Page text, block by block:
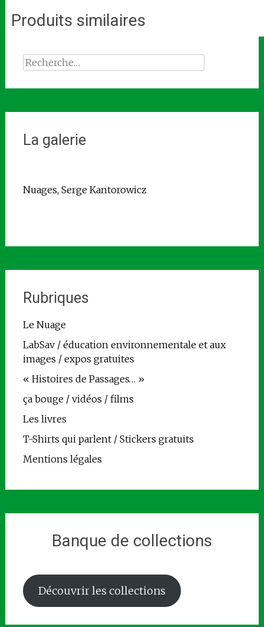
Produits similaires
Rechercher :
La galerie
Nuages, Serge Kantorowicz
Rubriques
Le Nuage
LabSav / éducation environnementale et aux
images / expos gratuites
« Histoires de Passages… »
ça bouge / vidéos / films
Les livres
T-Shirts qui parlent / Stickers gratuits
Mentions légales
Banque de collections
Découvrir les collections